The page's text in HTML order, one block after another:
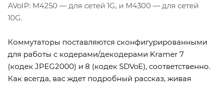
AVoIP: M4250 — для сетей 1G, и M4300 — для сетей
10G.
Коммутаторы поставляются сконфигурированными
для работы с кодерами/декодерами Kramer 7
(кодек JPEG2000) и 8 (кодек SDVoE), соответственно.
Как всегда, вас ждет подробный рассказ, живая